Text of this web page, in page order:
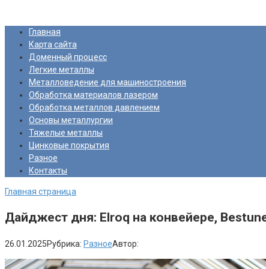
контентуГлавная
Карта сайта
Доменный процесс
Легкие металлы
Металловедение для машиностроения
Обработка материалов лазером
Обработка металлов давлением
Основы металлургии
Тяжелые металлы
Цинковые покрытия
Разное
Контакты
Главная страница
Дайджест дня: Elroq на конвейере,
26.01.2025Рубрика: РазноеАвтор: